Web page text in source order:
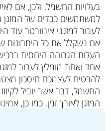
בעלויות החשמל, ולכן, אם
למשתמשים כבדים של המזגן
לעבור למזגני אינוורטר עוד
אם נשקלל את כל היתרונות
העלות הגבוהה היחסית
אחד ואחת מומלץ לעבור
להבטיח לעצמכם חיסכון
החשמל, דבר אשר יוביל
המזגן לאורך זמן. כמו כן,